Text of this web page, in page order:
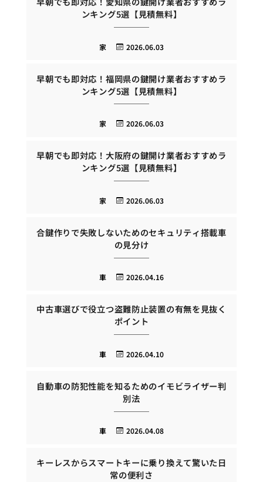
ンキング5選【見積無料】
2026.06.03
家
早朝でも即対応！福岡県の鍵開け業者おすすめラ
ンキング5選【見積無料】
2026.06.03
家
早朝でも即対応！大阪府の鍵開け業者おすすめラ
ンキング5選【見積無料】
2026.06.03
家
合鍵作りで失敗しないためのセキュリティ搭載車
の見分け
2026.04.16
車
中古車選びで役立つ盗難防止装置の有無を見抜く
ポイント
2026.04.10
車
自動車の防犯性能を知るためのイモビライザー判
別法
2026.04.08
車
キーレスからスマートキーに乗り換えて驚いた日
常の便利さ